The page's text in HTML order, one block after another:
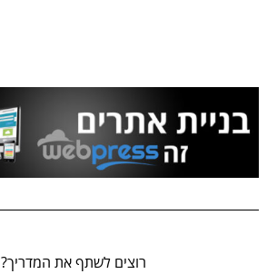
רוצים לשתף את המדריך?